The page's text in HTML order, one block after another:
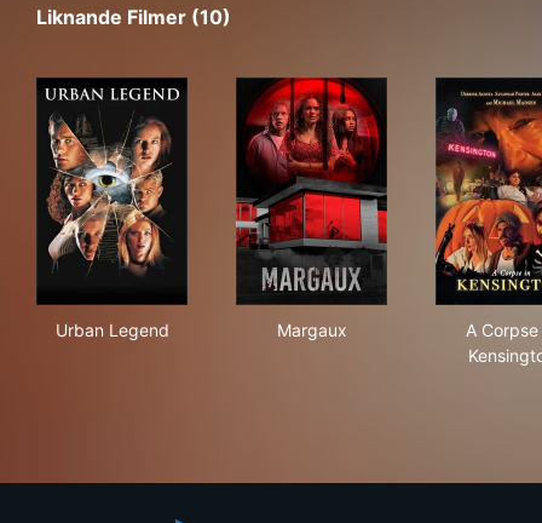
Liknande Filmer (10)
Urban Legend Margaux
A Corpse